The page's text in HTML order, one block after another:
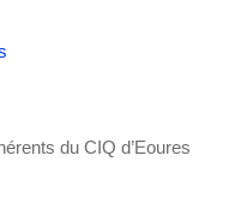
du CIQ d’Eoures